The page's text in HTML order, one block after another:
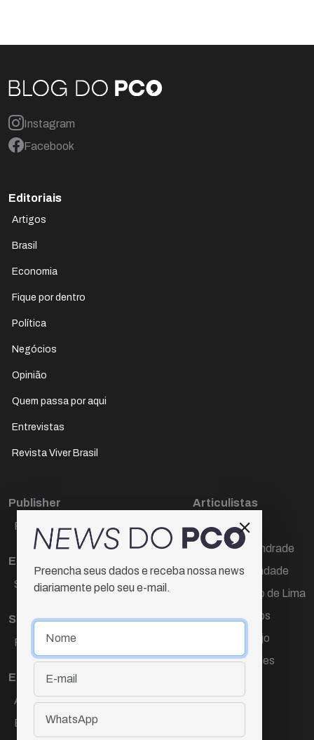
Instagram
Facebook
Editoriais
Artigos
Brasil
Economia
Fique por dentro
Política
Negócios
Opinião
Quem passa por aqui
Entrevistas
Revista Viver Brasil
Publisher
Paulo Cesar de Oliveira
Editora Chefe
Sueli Cotta
Sub-editora
Raquel Ayres
Equipe
Ana Lúcia Cortez
Eliane Hardy
Articulistas
Décio Freire
Dr Marcos Andrade
Hamilton Trindade
Igor Carvalho de Lima
Mario Campos
Renata Araújo
Wagner Gomes
Preencha seus dados e receba nossa news
diariamente pelo seu e-mail.